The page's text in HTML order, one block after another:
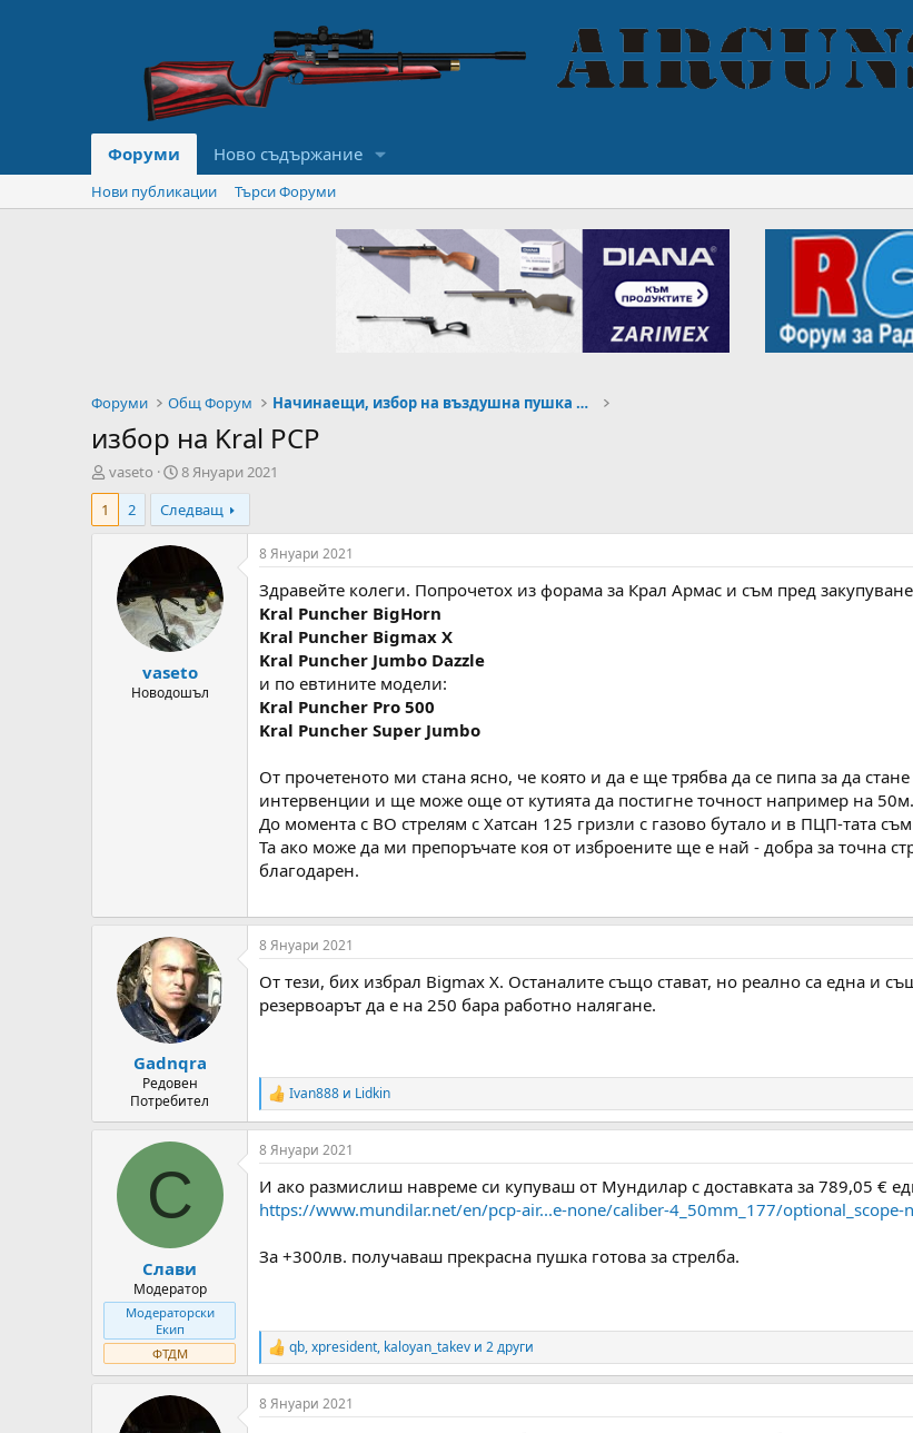
Форуми Ново съдържание
Нови публикации Търси Форуми
Форуми Общ Форум Начинаещи, избор на въздушна пушка или пистолет
избор на Kral PCP
А
в
о
vaseto
Н
а
ч
а
л
а
Д
а
т
а
8 Януари 2021
1
2 Следващ
vaseto
Новодошъл
8 Януари 2021
Здравейте колеги. Попрочетох из форама за Крал Армас и съм пред
Kral Puncher BigHorn
Kral Puncher Bigmax X
Kral Puncher Jumbo Dazzle
и по евтините модели:
Kral Puncher Pro 500
Kral Puncher Super Jumbo
От прочетеното ми стана ясно, че която и да е ще трябва да се пипа за да
интервенции и ще може още от кутията да постигне точност например на 50м.
До момента с ВО стрелям с Хатсан 125 гризли с газово бутало и в ПЦП-тата
Та ако може да ми препоръчате коя от изброените ще е най - добра за точна
благодарен.
Gadnqra
Редовен
Потребител
8 Януари 2021
От тези, бих избрал Bigmax X. Останалите също стават, но реално са една и
резервоарът да е на 250 бара работно налягане.
R
e
a
c
i
o
:
Ivan888 и Lidkin
С
Слави
Модератор
Модераторски
Екип
ФТДМ
8 Януари 2021
И ако размислиш навреме си купуваш от Мундилар с доставката за 789,05 €
https://www.mundilar.net/en/pcp-air...e-none/caliber-4_50mm_177/optional_scope-
За +300лв. получаваш прекрасна пушка готова за стрелба.
R
e
a
c
qb,xpresident, kaloyan_takev и 2 други
8 Януари 2021